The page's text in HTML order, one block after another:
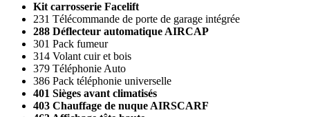
Kit carrosserie Facelift
231 Télécommande de porte de garage intégrée
288 Déflecteur automatique AIRCAP
301 Pack fumeur
314 Volant cuir et bois
379 Téléphonie Auto
386 Pack téléphonie universelle
401 Sièges avant climatisés
403 Chauffage de nuque AIRSCARF